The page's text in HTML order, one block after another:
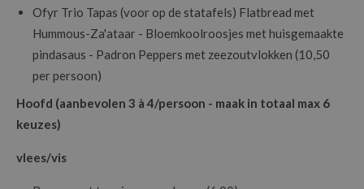
Ofyr Trio Tapas (voor op de statafels) Flatbread met
Hummous-Za'ataar - Bloemkoolroosjes met huisgemaakte
pindasaus - Padron Peppers met zeezoutvlokken (10,50
per persoon)
Hoofd (aanbevolen 3 à 4/persoon - maak in totaal max 6
keuzes)
vlees/vis